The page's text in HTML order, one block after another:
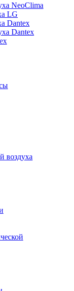
NeoClima
LG
Dantex
Dantex
воздуха